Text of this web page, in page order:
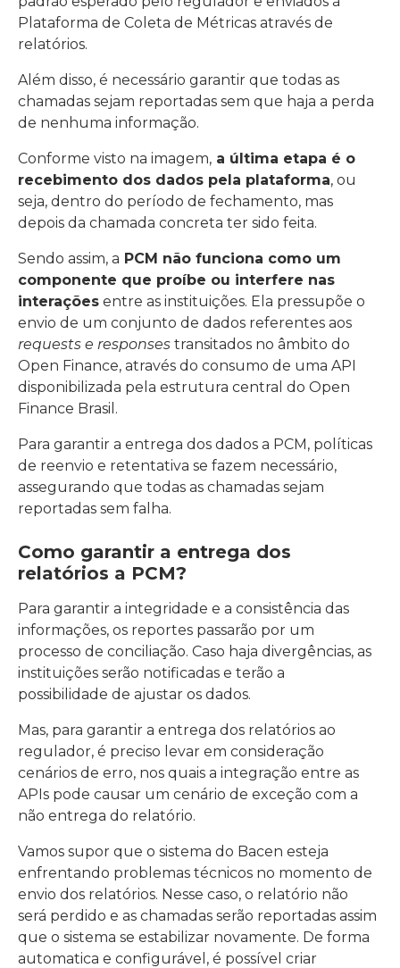
Plataforma de Coleta de Métricas através de
relatórios.
Além disso, é necessário garantir que todas as
chamadas sejam reportadas sem que haja a perda
de nenhuma informação.
Conforme visto na imagem, a última etapa é o
recebimento dos dados pela plataforma, ou
seja, dentro do período de fechamento, mas
depois da chamada concreta ter sido feita.
Sendo assim, a PCM não funciona como um
componente que proíbe ou interfere nas
interações entre as instituições. Ela pressupõe o
envio de um conjunto de dados referentes aos
requests e responses transitados no âmbito do
Open Finance, através do consumo de uma API
disponibilizada pela estrutura central do Open
Finance Brasil.
Para garantir a entrega dos dados a PCM, políticas
de reenvio e retentativa se fazem necessário,
assegurando que todas as chamadas sejam
reportadas sem falha.
Como garantir a entrega dos
relatórios a PCM?
Para garantir a integridade e a consistência das
informações, os reportes passarão por um
processo de conciliação. Caso haja divergências, as
instituições serão notificadas e terão a
possibilidade de ajustar os dados.
Mas, para garantir a entrega dos relatórios ao
regulador, é preciso levar em consideração
cenários de erro, nos quais a integração entre as
APIs pode causar um cenário de exceção com a
não entrega do relatório.
Vamos supor que o sistema do Bacen esteja
enfrentando problemas técnicos no momento de
envio dos relatórios. Nesse caso, o relatório não
será perdido e as chamadas serão reportadas assim
que o sistema se estabilizar novamente. De forma
automatica e configurável, é possível criar